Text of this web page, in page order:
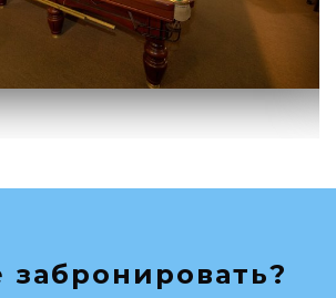
забронировать?